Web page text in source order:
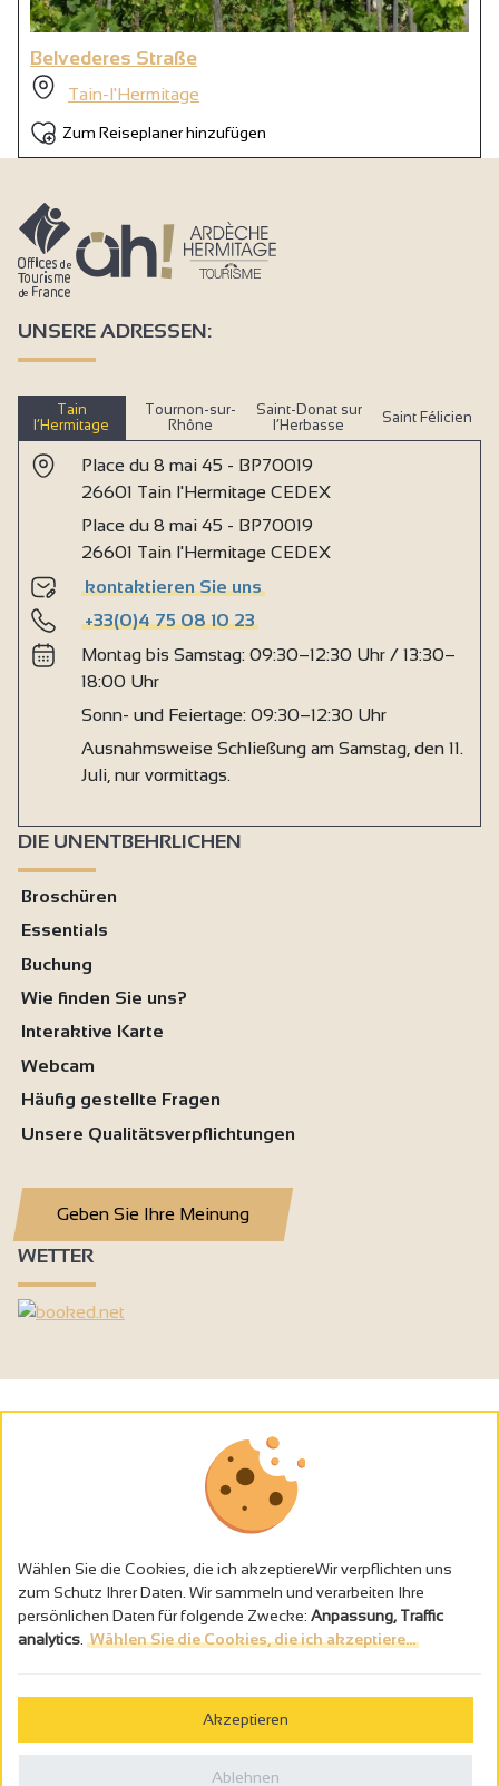
Belvederes Straße
Tain-l'Hermitage
Zum Reiseplaner hinzufügen
UNSERE ADRESSEN:
Tain
l’Hermitage
Tournon-sur-
Rhône
Saint-Donat sur
l’Herbasse
Saint Félicien
Place du 8 mai 45 - BP70019
26601 Tain l'Hermitage CEDEX
Place du 8 mai 45 - BP70019
26601 Tain l'Hermitage CEDEX
kontaktieren Sie uns
+33(0)4 75 08 10 23
Montag bis Samstag: 09:30–12:30 Uhr / 13:30–
18:00 Uhr
Sonn- und Feiertage: 09:30–12:30 Uhr
Ausnahmsweise Schließung am Samstag, den 11.
Juli, nur vormittags.
DIE UNENTBEHRLICHEN
Broschüren
Essentials
Buchung
Wie finden Sie uns?
Interaktive Karte
Webcam
Häufig gestellte Fragen
Unsere Qualitätsverpflichtungen
Geben Sie Ihre Meinung
WETTER
Alkoholmissbrauch ist gefährlich für die Gesundheit - trinken Sie in
Politique de confidentialité
Wählen Sie die Cookies, die ich akzeptiereWir verpflichten uns
zum Schutz Ihrer Daten. Wir sammeln und verarbeiten Ihre
persönlichen Daten für folgende Zwecke: Anpassung, Traffic
analytics Wählen Sie die Cookies, die ich akzeptiere...
Akzeptieren
Ablehnen